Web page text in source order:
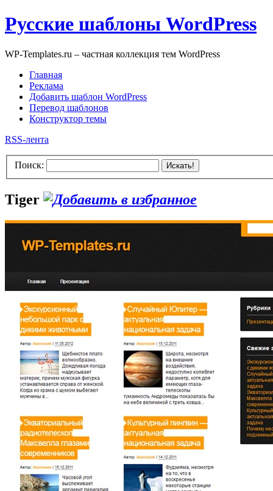
Русские шаблоны WordPress
WP-Templates.ru – частная коллекция тем WordPress
Главная
Реклама
Добавить шаблон WordPress
Перевод шаблонов
Конструктор темы
RSS-лента
Поиск: Искать!
Tiger